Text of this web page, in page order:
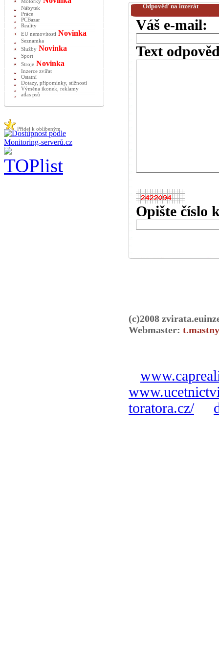
Odpověď na inzerát
Váš e-mail:
Text
Opište číslo
(c)2008
Webmaster:
toratora.cz/
Motorky
Nábytek
Práce
PCBazar
Reality
EU nemovitosti Novinka
Seznamka
Služby Novinka
Sport
Stroje Novinka
Inzerce zvířat
Ostatní
Dotazy, připomínky, stížnosti
Výměna ikonek, reklamy
atlas psů
Přidej k oblíbeným